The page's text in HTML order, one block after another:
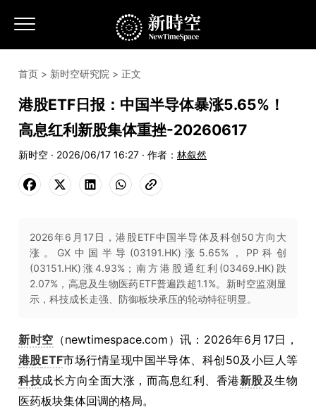
首页 > 新时空研究院 > 正文
港股ETF日报：中国半导体暴涨5.65%！
高息红利新股集体重挫-20260617
新时空 · 2026/06/17 16:27 · 作者： 林叙然
2026年6月17日，港股ETF中国半导体及科创50方向大
涨。GX中国半导(03191.HK)涨5.65%，PP科创
(03151.HK)涨4.93%；南方港股通红利(03469.HK)跌
2.07%，高息及生物医药ETF普遍跌超1.1%。新时空监测显
示，科技成长走强、防御板块承压的轮动特征明显。
新时空 （newtimespace.com）讯：2026年6月17日，
港股ETF市场行情呈现中国半导体、科创50及小巨人等
科技成长方向全面大涨，而高息红利、香港新股及生物
医药板块集体回调的格局。